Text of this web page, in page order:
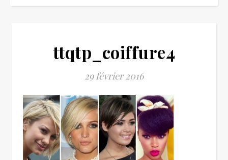
ttqtp_coiffure4
29 février 2016